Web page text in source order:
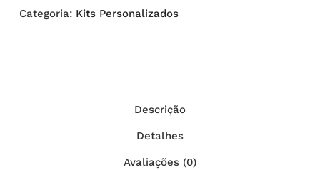
Categoria: Kits Personalizados
Descrição
Detalhes
Avaliações (0)